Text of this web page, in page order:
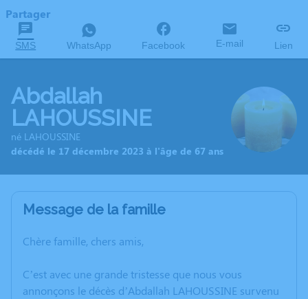
Partager
SMS WhatsApp Facebook E-mail Lien
Abdallah
LAHOUSSINE
né LAHOUSSINE
décédé le 17 décembre 2023 à l'âge de 67 ans
Message de la famille
Chère famille, chers amis,
C’est avec une grande tristesse que nous vous
annonçons le décès d’Abdallah LAHOUSSINE survenu